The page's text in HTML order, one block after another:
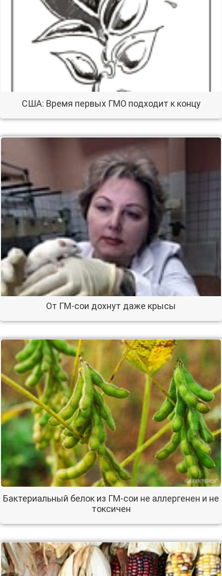
США: Время первых ГМО подходит к концу
От ГМ-сои дохнут даже крысы
Бактериальный белок из ГМ-сои не аллергенен и не
токсичен